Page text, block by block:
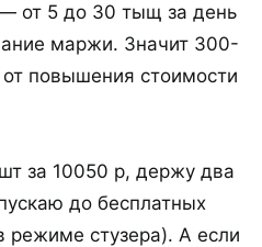
от 5 до 30 тыщ за день
маржи. Значит 300-
повышения стоимости
за 10050 р, держу два
до бесплатных
стузера). А если